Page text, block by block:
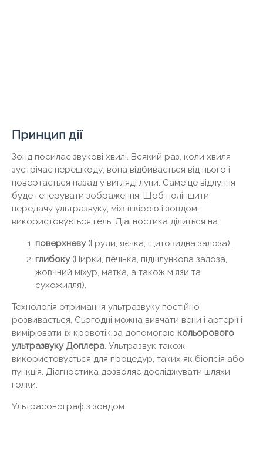
Принцип дії
Зонд посилає звукові хвилі. Всякий раз, коли хвиля
зустрічає перешкоду, вона відбивається від нього і
повертається назад у вигляді луни. Саме це відлуння
буде генерувати зображення. Щоб поліпшити
передачу ультразвуку, між шкірою і зондом,
використовується гель. Діагностика ділиться на:
поверхневу(Груди, яєчка, щитовидна залоза).
глибоку(Нирки, печінка, підшлункова залоза,
жовчний міхур, матка, а також м'язи та
сухожилля).
Технологія отримання ультразвуку постійно
розвивається. Сьогодні можна вивчати вени і артерії і
вимірювати їх кровотік за допомогою кольорового
ультразвуку Доплера. Ультразвук також
використовується для процедур, таких як біопсія або
пункція. Діагностика дозволяє досліджувати шляхи
голки.
Ультрасонограф з зондом